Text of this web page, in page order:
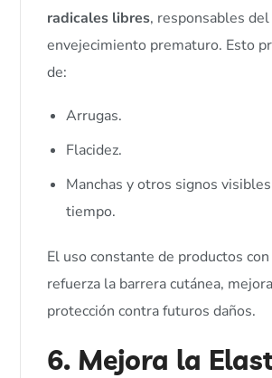
radicales libres, responsables del
envejecimiento prematuro. Esto
de:
Arrugas.
Flacidez.
Manchas y otros signos
tiempo.
El uso constante de productos
refuerza la barrera cutánea,
protección contra futuros daños.
6. Mejora la